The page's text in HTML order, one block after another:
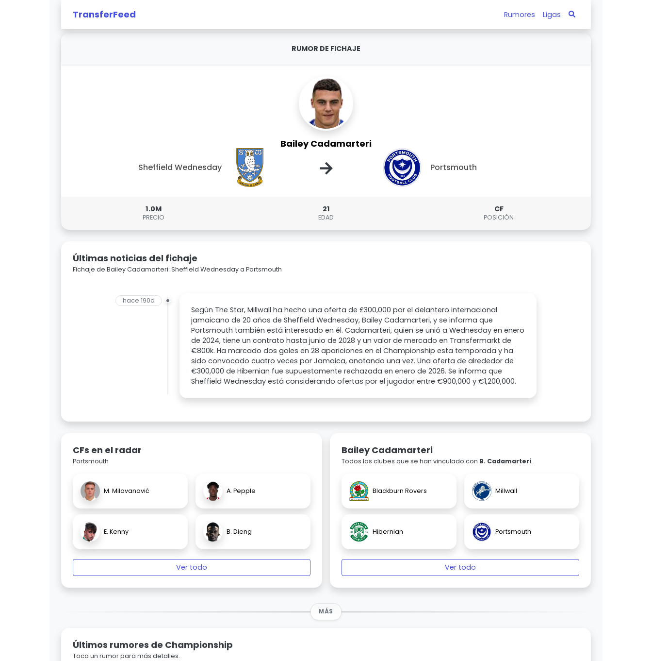
TransferFeed Rumores Ligas
RUMOR DE FICHAJE
Bailey Cadamarteri
Sheffield Wednesday → Portsmouth
1.0M
PRECIO
21
EDAD
CF
POSICIÓN
Últimas noticias del fichaje
Fichaje de Bailey Cadamarteri: Sheffield Wednesday a Portsmouth
hace 190d
Según The Star, Millwall ha hecho una oferta de £300,000 por el delantero internacional
jamaicano de 20 años de Sheffield Wednesday, Bailey Cadamarteri, y se informa que
Portsmouth también está interesado en él. Cadamarteri, quien se unió a Wednesday en enero
de 2024, tiene un contrato hasta junio de 2028 y un valor de mercado en Transfermarkt de
€800k. Ha marcado dos goles en 28 apariciones en el Championship esta temporada y ha
sido convocado cuatro veces por Jamaica, anotando una vez. Una oferta de alrededor de
€300,000 de Hibernian fue supuestamente rechazada en enero de 2026. Se informa que
Sheffield Wednesday está considerando ofertas por el jugador entre €900,000 y €1,200,000.
CFs en el radar
Portsmouth
M. Milovanović A. Pepple
E. Kenny B. Dieng
Ver todo
Bailey Cadamarteri
Todos los clubes que se han vinculado con B. Cadamarteri.
Blackburn Rovers Millwall
Hibernian Portsmouth
Ver todo
MÁS
Últimos rumores de Championship
Toca un rumor para más detalles.